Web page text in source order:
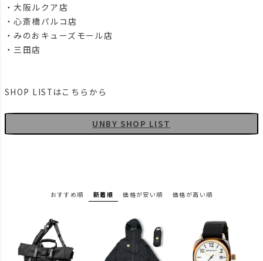
・大阪ルクア店
・心斎橋パルコ店
・みのおキューズモール店
・三田店
SHOP LISTはこちらから
UNBY SHOP LIST
おすすめ順 新着順 価格が安い順 価格が高い順